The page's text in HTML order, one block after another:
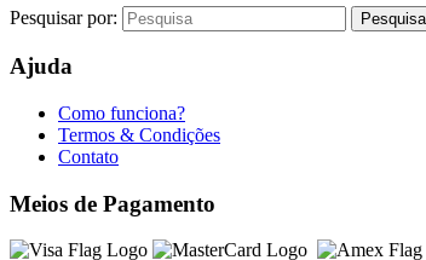
Pesquisar por:
Ajuda
Como funciona?
Termos & Condições
Contato
Meios de Pagamento